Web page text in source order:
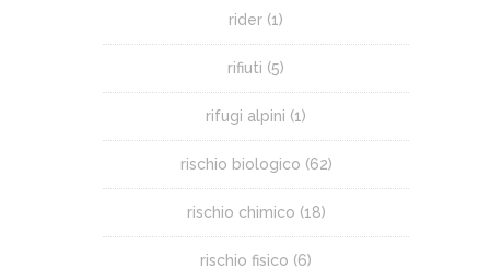
rider (1)
rifiuti (5)
rifugi alpini (1)
rischio biologico (62)
rischio chimico (18)
rischio fisico (6)